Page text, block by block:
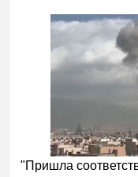
"Пришла